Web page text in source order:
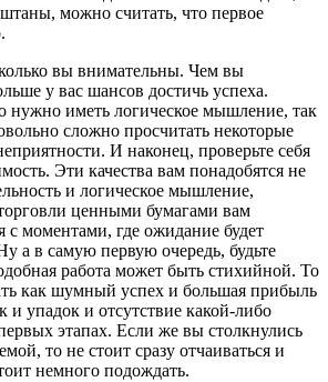
можно считать, что первое
вы внимательны. Чем вы
у вас шансов достичь успеха.
нужно иметь логическое мышление, так
сложно просчитать некоторые
И наконец, проверьте себя
Эти качества вам понадобятся не
и логическое мышление,
ценными бумагами вам
с моментами, где ожидание будет
а в самую первую очередь, будьте
работа может быть стихийной. То
как шумный успех и большая прибыль
и упадок и отсутствие какой-либо
этапах. Если же вы столкнулись
то не стоит сразу отчаиваться и
немного подождать.